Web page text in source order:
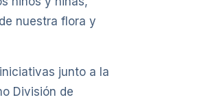
nuestra flora y
junto a la
División de